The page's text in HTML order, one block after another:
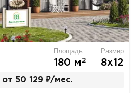
Площадь
180 м2
Размер
8х12
от 50 129 ₽/мес.